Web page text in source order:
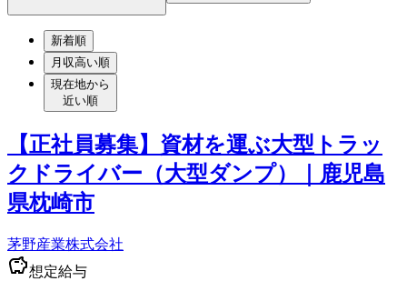
新着順
月収高い順
現在地から
近い順
【正社員募集】資材を運ぶ大型トラッ
クドライバー（大型ダンプ）｜鹿児島
県枕崎市
茅野産業株式会社
想定給与